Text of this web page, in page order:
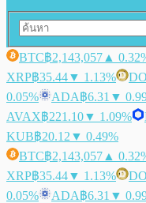
BTC฿2,143,057 ▲
XRP฿35.44▼ 1.13%
0.05%
ADA฿6.31 ▼
AVAX฿221.10▼ 1.09%
KUB฿20.12 ▼ 0.49%
BTC฿2,143,057 ▲
XRP฿35.44▼ 1.13%
0.05%
ADA฿6.31 ▼